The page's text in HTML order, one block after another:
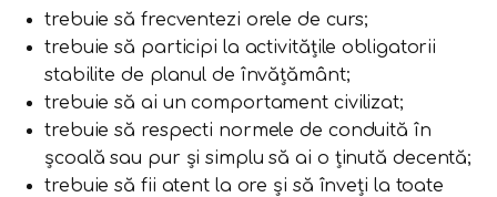
trebuie să frecventezi orele de curs;
trebuie să participi la activitățile obligatorii
stabilite de planul de învățământ;
trebuie să ai un comportament civilizat;
trebuie să respecti normele de conduită în
școală sau pur și simplu să ai o ținută decentă;
trebuie să fii atent la ore și să înveți la toate